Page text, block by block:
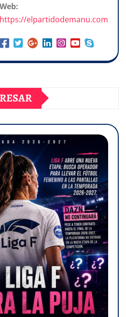
Web:
https://elpartidodemanu.com